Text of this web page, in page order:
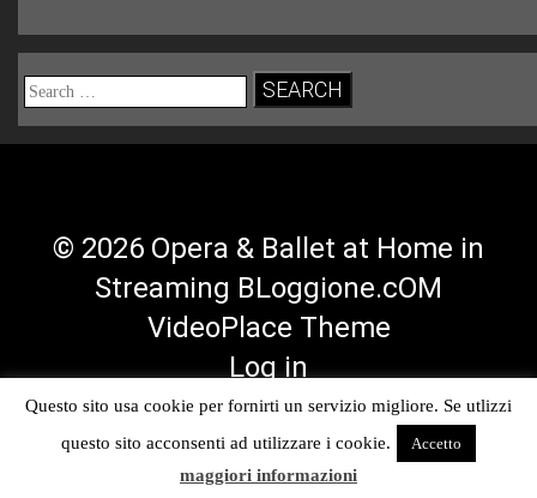
Search
for:
© 2026 Opera & Ballet at Home in
Streaming BLoggione.cOM
VideoPlace Theme
Log in
ProfileProfileChannel
Feed
Questo sito usa cookie per fornirti un servizio migliore. Se utlizzi
questo sito acconsenti ad utilizzare i cookie.
Accetto
maggiori informazioni